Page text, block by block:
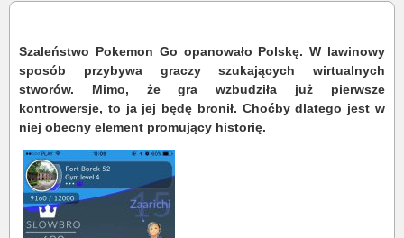
Szaleństwo Pokemon Go opanowało Polskę. W lawinowy
sposób przybywa graczy szukających wirtualnych
stworów. Mimo, że gra wzbudziła już pierwsze
kontrowersje, to ja jej będę bronił. Choćby dlatego jest w
niej obecny element promujący historię.